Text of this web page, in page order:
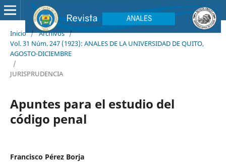
Inicio / Archivos /
Vol. 31 Núm. 247 (1923): ANALES DE LA UNIVERSIDAD DE QUITO,
AGOSTO-DICIEMBRE
/
JURISPRUDENCIA
Apuntes para el estudio del
código penal
Francisco Pérez Borja